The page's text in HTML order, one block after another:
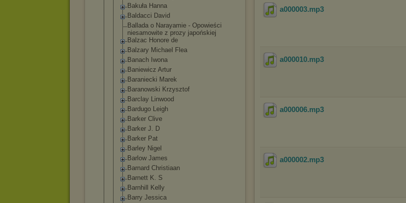
Bakuła Hanna
Baldacci David
Ballada o Narayamie - Opowieści
niesamowite z prozy japońskiej
Balzac Honore de
Balzary Michael Flea
Banach Iwona
Baniewicz Artur
Baraniecki Marek
Baranowski Krzysztof
Barclay Linwood
Bardugo Leigh
Barker Clive
Barker J. D
Barker Pat
Barley Nigel
Barlow James
Barnard Christiaan
Barnett K. S
Barnhill Kelly
Barry Jessica
a000003.mp3
a000010.mp3
a000006.mp3
a000002.mp3